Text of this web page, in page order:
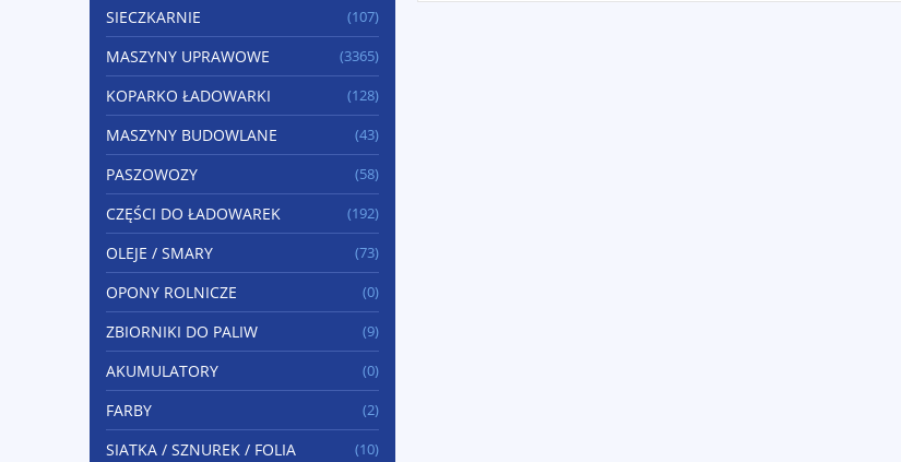
SIECZKARNIE (107)
MASZYNY UPRAWOWE (3365)
KOPARKO ŁADOWARKI (128)
MASZYNY BUDOWLANE (43)
PASZOWOZY (58)
CZĘŚCI DO ŁADOWAREK (192)
OLEJE / SMARY (73)
OPONY ROLNICZE (0)
ZBIORNIKI DO PALIW (9)
AKUMULATORY (0)
FARBY (2)
SIATKA / SZNUREK / FOLIA (10)